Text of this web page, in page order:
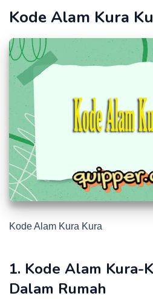
Kode Alam Kura
Kode Alam Kura Kura
1. Kode Alam Kura-
Dalam Rumah